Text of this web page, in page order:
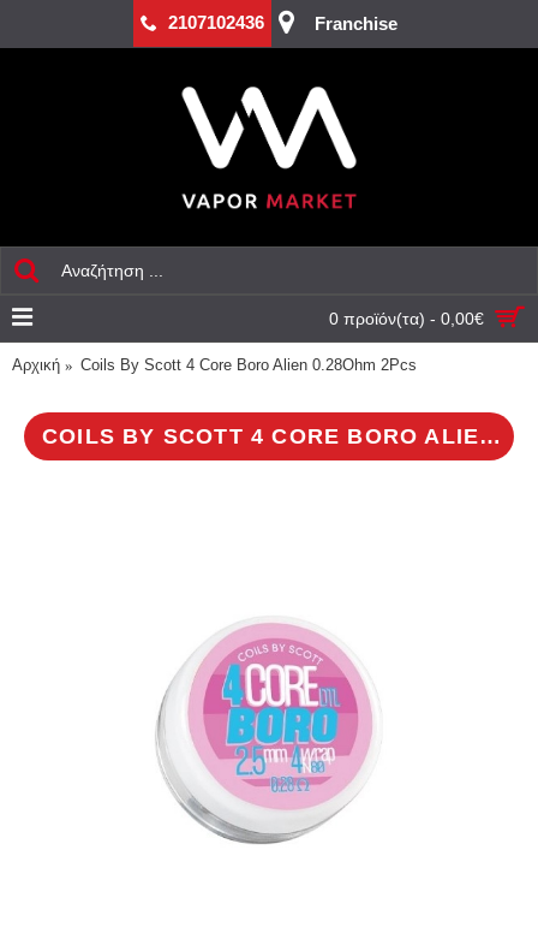
2107102436 Franchise
0 προϊόν(τα) - 0,00€
Αρχική Coils By Scott 4 Core Boro Alien 0.28Ohm 2Pcs
COILS BY SCOTT 4 CORE BORO ALIEN 0.28OHM 2PCS